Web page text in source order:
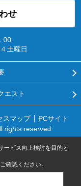
せ
00
土曜日
エスト
スマップ
PCサイト
rights reserved.
ービス向上検討を目的と
確認ください。